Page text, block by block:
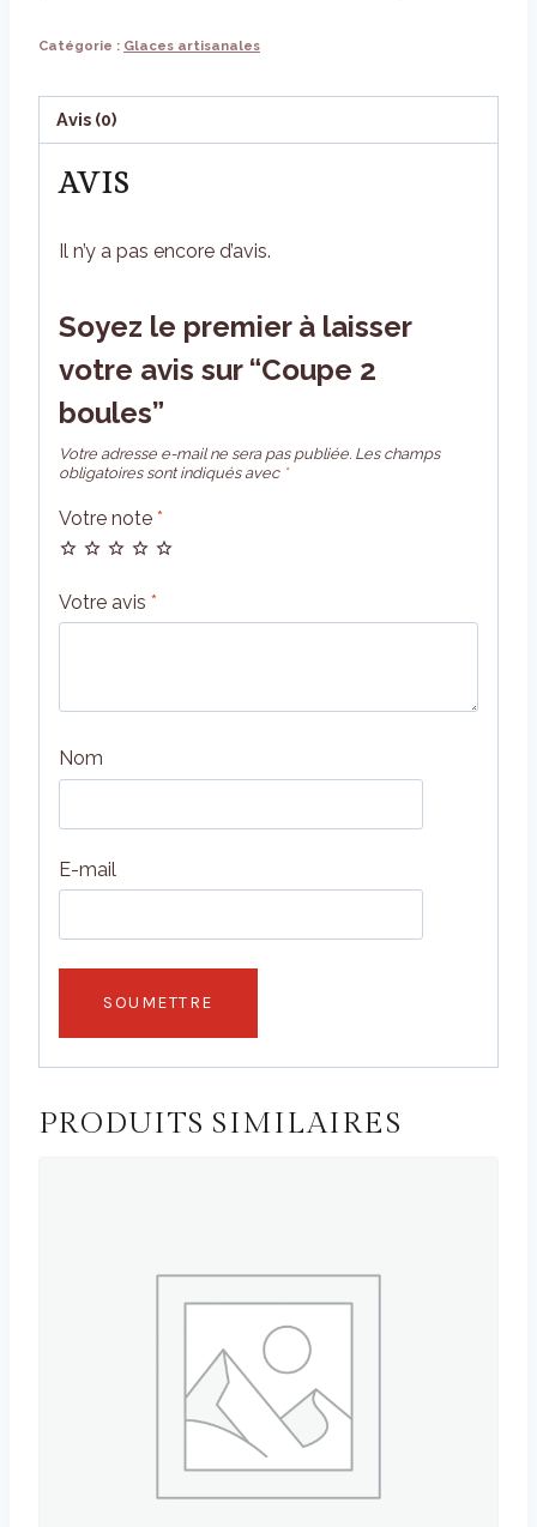
Catégorie : Glaces artisanales
Avis (0)
AVIS
Il n’y a pas encore d’avis.
Soyez le premier à laisser
votre avis sur “Coupe 2
boules”
Votre adresse e-mail ne sera pas publiée. Les champs
obligatoires sont indiqués avec *
Votre note *
Votre avis *
Nom
E-mail
PRODUITS SIMILAIRES